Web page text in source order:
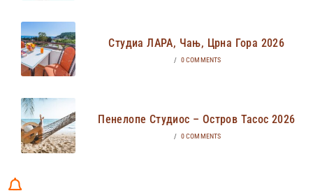
Студиа ЛАРА, Чањ, Црна Гора 2026
/ 0 COMMENTS
Пенелопе Студиос – Остров Тасос 2026
/ 0 COMMENTS